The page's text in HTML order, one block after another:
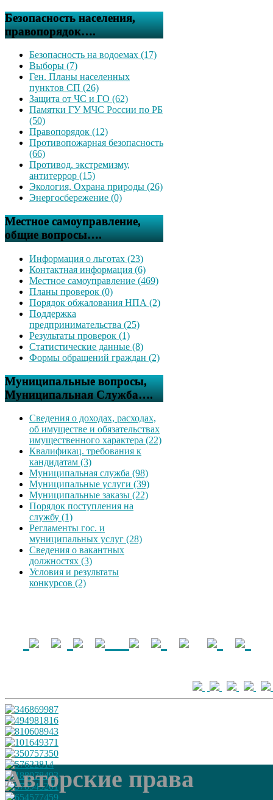
Безопасность населения,
правопорядок….
Безопасность на водоемах (17)
Выборы (7)
Ген. Планы населенных
пунктов СП (26)
Защита от ЧС и ГО (62)
Памятки ГУ МЧС России по РБ
(50)
Правопорядок (12)
Противопожарная безопасность
(66)
Противод. экстремизму,
антитеррор (15)
Экология, Охрана природы (26)
Энергосбережение (0)
Местное самоуправление,
общие вопросы….
Информация о льготах (23)
Контактная информация (6)
Местное самоуправление (469)
Планы проверок (0)
Порядок обжалования НПА (2)
Поддержка
предпринимательства (25)
Результаты проверок (1)
Статистические данные (8)
Формы обращений граждан (2)
Муниципальные вопросы,
Муниципальная Служба….
Сведения о доходах, расходах,
об имуществе и обязательствах
имущественного характера (22)
Квалификац. требования к
кандидатам (3)
Муниципальная служба (98)
Муниципальные услуги (39)
Муниципальные заказы (22)
Порядок поступления на
службу (1)
Регламенты гос. и
муниципальных услуг (28)
Сведения о вакантных
должностях (3)
Условия и результаты
конкурсов (2)
Авторские права